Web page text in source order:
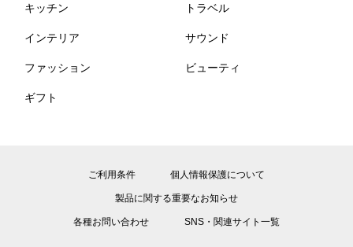
キッチン トラベル
インテリア サウンド
ファッション ビューティ
ギフト
ご利用条件 個人情報保護について
製品に関する重要なお知らせ
各種お問い合わせ SNS・関連サイト一覧